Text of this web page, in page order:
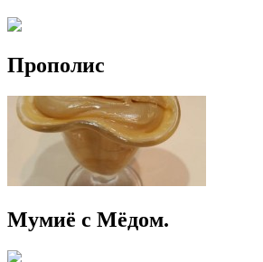
Прополис
Мумиё с Мёдом.